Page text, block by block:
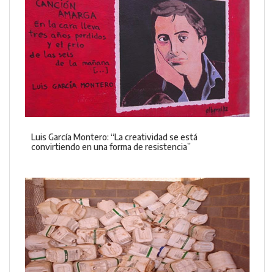
Luis García Montero: “La creatividad se está
convirtiendo en una forma de resistencia”